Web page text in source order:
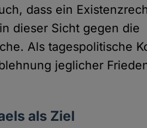
dass ein
dieser Sicht gegen die
Als tagespolitische
jeglicher
als Ziel